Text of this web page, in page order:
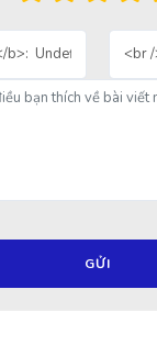
GỬI